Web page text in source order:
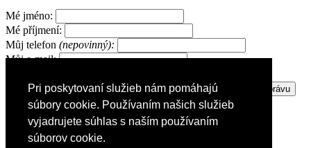
Pri poskytovaní služieb nám pomáhajú
súbory cookie. Používaním našich služieb
vyjadrujete súhlas s naším používaním
súborov cookie.
Mé jméno:
Mé příjmení:
Můj telefon (nepovinný):
Můj e-mail:
Zpráva pro prodejce:
Reklama